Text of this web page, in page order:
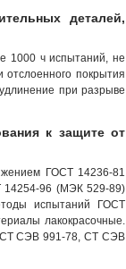
деталей,
1000 ч испытаний, не
покрытия
при разрыве
к защите от
ГОСТ 14236-81
14254-96 (МЭК 529-89)
испытаний ГОСТ
лакокрасочные.
СТ СЭВ 991-78, СТ СЭВ